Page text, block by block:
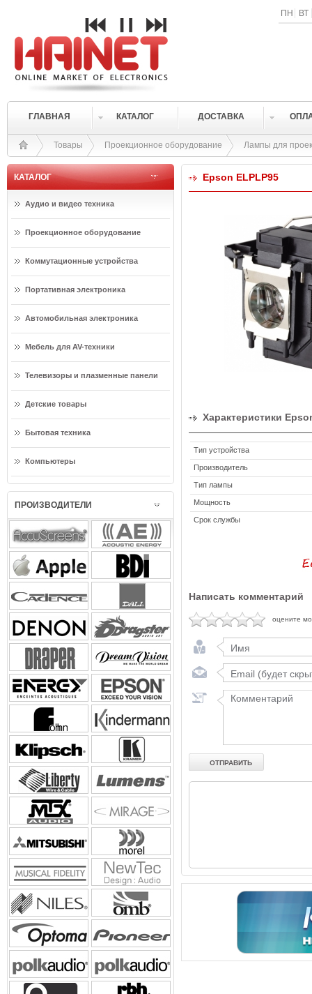
ПН ВТ
ГЛАВНАЯ КАТАЛОГ ДОСТАВКА
Товары Проекционное оборудование Лампы для
КАТАЛОГ
Аудио и видео техника
Проекционное оборудование
Коммутационные устройства
Портативная электроника
Автомобильная электроника
Мебель для AV-техники
Телевизоры и плазменные панели
Детские товары
Бытовая техника
Компьютеры
ПРОИЗВОДИТЕЛИ
Epson ELPLP95
Характеристики
Тип устройства
Производитель
Тип лампы
Мощность
Срок службы
Написать комментарий
оцените